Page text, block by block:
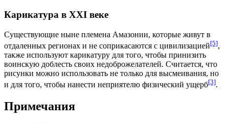
Карикатура в XXI веке
Существующие ныне племена Амазонии, которые живут в
отдаленных регионах и не соприкасаются с цивилизацией[5],
также используют карикатуру для того, чтобы принизить
воинскую доблесть своих недоброжелателей. Считается, что
рисунки можно использовать не только для высмеивания, но
и для того, чтобы нанести неприятелю физический ущерб[3].
Примечания